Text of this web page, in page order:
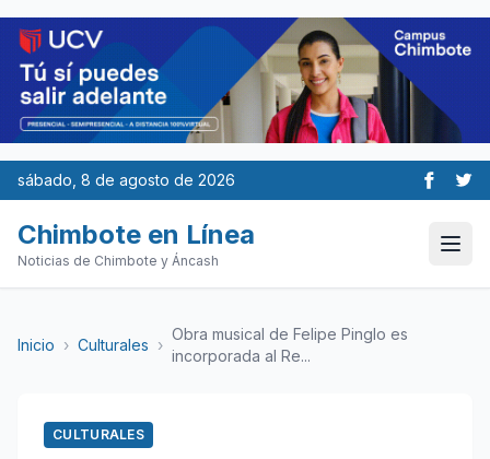
sábado, 8 de agosto de 2026
Chimbote en Línea
Noticias de Chimbote y Áncash
Inicio › Culturales ›
Obra musical de Felipe Pinglo es
incorporada al Re...
CULTURALES